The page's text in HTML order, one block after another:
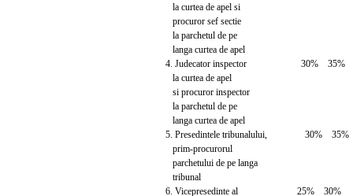
la curtea de apel si
procuror sef sectie
la parchetul de pe
langa curtea de apel
4. Judecator inspector 30% 35%
la curtea de apel
si procuror inspector
la parchetul de pe
langa curtea de apel
5. Presedintele tribunalului, 30% 35%
prim-procurorul
parchetului de pe langa
tribunal
6. Vicepresedinte al 25% 30%